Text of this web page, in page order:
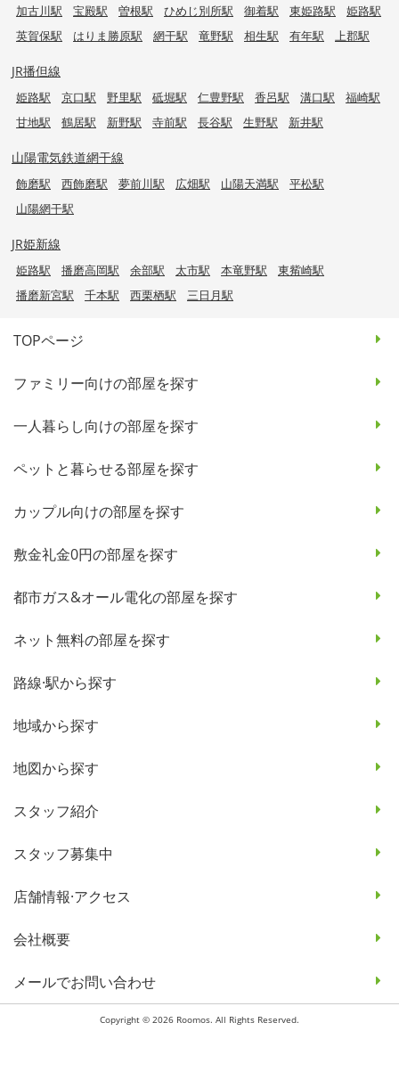
加古川駅
宝殿駅 曽根駅 ひめじ別所駅 御着駅 東姫路駅
姫路駅
英賀保駅
はりま勝原駅 網干駅 竜野駅 相生駅 有年駅 上郡駅
JR播但線
姫路駅 京口駅 野里駅 砥堀駅 仁豊野駅 香呂駅 溝口駅
福崎駅
甘地駅
鶴居駅 新野駅 寺前駅 長谷駅 生野駅 新井駅
山陽電気鉄道網干線
飾磨駅 西飾磨駅 夢前川駅 広畑駅 山陽天満駅
平松駅
山陽網干駅
JR姫新線
姫路駅 播磨高岡駅 余部駅 太市駅 本竜野駅
東觜崎駅
播磨新宮駅
千本駅 西栗栖駅 三日月駅
TOPページ
ファミリー向けの部屋を探す
一人暮らし向けの部屋を探す
ペットと暮らせる部屋を探す
カップル向けの部屋を探す
敷金礼金0円の部屋を探す
都市ガス&オール電化の部屋を探す
ネット無料の部屋を探す
路線·駅から探す
地域から探す
地図から探す
スタッフ紹介
スタッフ募集中
店舗情報·アクセス
会社概要
メールでお問い合わせ
Copyright © 2026 Roomos. All Rights Reserved.